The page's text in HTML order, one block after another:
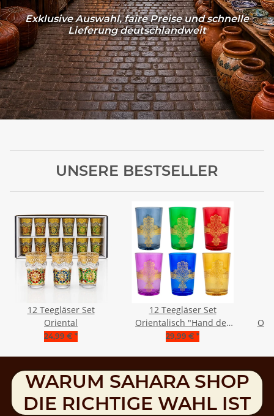
Exklusive Auswahl, faire Preise und schnelle
Lieferung deutschlandweit
UNSERE BESTSELLER
12 Teegläser Set
Oriental
24,99 € *
12 Teegläser Set
Orientalisch "Hand der
Fatima" Multi
29,99 € *
WARUM SAHARA SHOP
DIE RICHTIGE WAHL IST